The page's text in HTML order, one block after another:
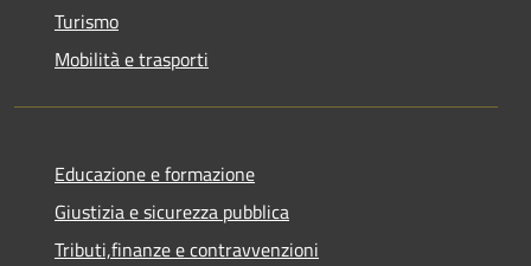
Turismo
Mobilità e trasporti
Educazione e formazione
Giustizia e sicurezza pubblica
Tributi,finanze e contravvenzioni